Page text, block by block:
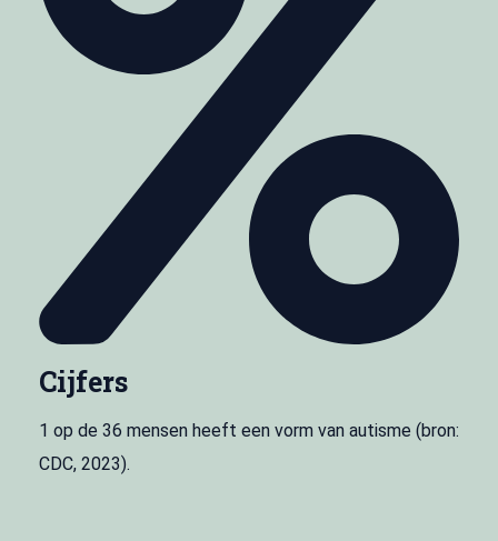
Cijfers
1 op de 36 mensen heeft een vorm van autisme (bron:
CDC, 2023).